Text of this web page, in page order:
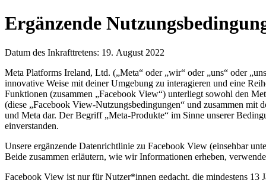
Ergänzende
Datum des Inkrafttretens: 19. August 2022
Meta Platforms Ireland, Ltd. („Meta“ oder „wir“ oder „uns“ oder
innovative Weise mit deiner Umgebung zu interagieren und eine
Funktionen (zusammen „Facebook View“) unterliegt sowohl den
(diese „Facebook View-Nutzungsbedingungen“ und zusammen mit
und Meta dar. Der Begriff „Meta-Produkte“ im Sinne unserer
einverstanden.
Unsere ergänzende Datenrichtlinie zu Facebook View (einsehbar
Beide zusammen erläutern, wie wir Informationen erheben,
Facebook View ist nur für Nutzer*innen gedacht, die mindestens 13